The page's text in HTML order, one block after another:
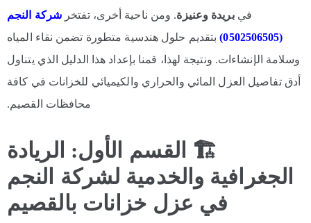
فيبريدة وعنيزة. ومن ناحية أخرى، تفتخر شركة النجم
(0502506505
)بتقديم حلول هندسية متطورة تضمن نقاء المياه
وسلامة الإنشاءات. ونتيجة لهذا، قمنا بإعداد هذا الدليل الذي يتناول
أدق تفاصيل العزل المائي والحراري والكيميائي للخزانات في كافة
محافظات القصيم.
🏗 ️ القسم الأول: الريادة
الجغرافية والخدمية لشركة النجم
في عزل خزانات بالقصيم